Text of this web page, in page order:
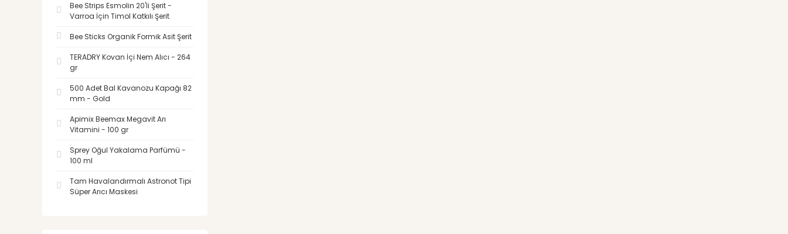
Bee Strips Esmolin 20'li Şerit -
Varroa İçin Timol Katkılı Şerit
Bee Sticks Organik Formik Asit Şerit
TERADRY Kovan İçi Nem Alıcı - 264
gr
500 Adet Bal Kavanozu Kapağı 82
mm - Gold
Apimix Beemax Megavit Arı
Vitamini - 100 gr
Sprey Oğul Yakalama Parfümü -
100 ml
Tam Havalandırmalı Astronot Tipi
Süper Arıcı Maskesi